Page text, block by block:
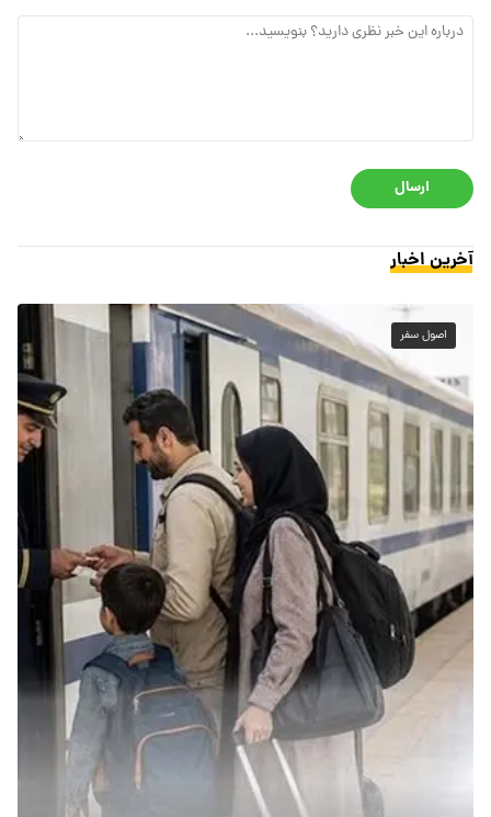
ارسال
آخرین اخبار
اصول سفر